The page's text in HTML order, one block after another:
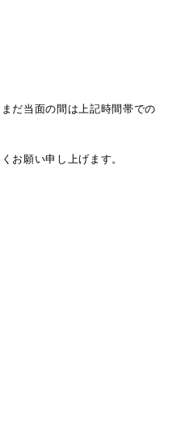
だ当面の間は上記時間帯での
お願い申し上げます。